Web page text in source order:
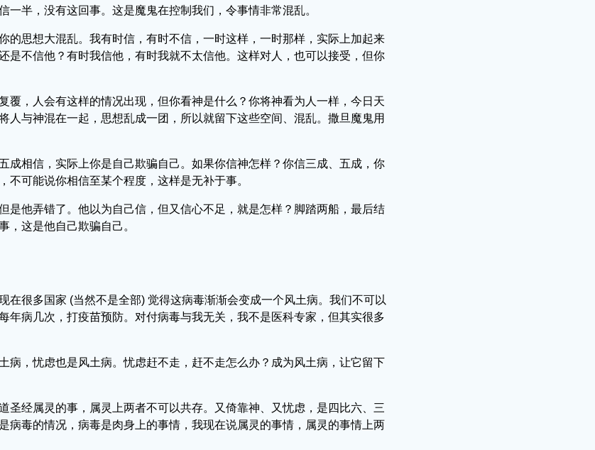
半，没有这回事。这是魔鬼在控制我们，令事情非常混乱。
思想大混乱。我有时信，有时不信，一时这样，一时那样，实际上加起来
不信他？有时我信他，有时我就不太信他。这样对人，也可以接受，但你
，人会有这样的情况出现，但你看神是什么？你将神看为人一样，今日天
与神混在一起，思想乱成一团，所以就留下这些空间、混乱。撒旦魔鬼用
相信，实际上你是自己欺骗自己。如果你信神怎样？你信三成、五成，你
可能说你相信至某个程度，这样是无补于事。
他弄错了。他以为自己信，但又信心不足，就是怎样？脚踏两船，最后结
，这是他自己欺骗自己。
很多国家 (当然不是全部) 觉得这病毒渐渐会变成一个风土病。我们不可以
病几次，打疫苗预防。对付病毒与我无关，我不是医科专家，但其实很多
，忧虑也是风土病。忧虑赶不走，赶不走怎么办？成为风土病，让它留下
经属灵的事，属灵上两者不可以共存。又倚靠神、又忧虑，是四比六、三
病毒的情况，病毒是肉身上的事情，我现在说属灵的事情，属灵的事情上两